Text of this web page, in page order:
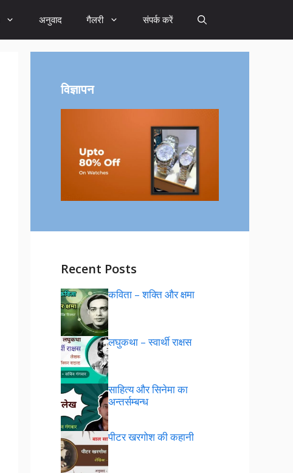
अनुवाद गैलरी संपर्क करें
विज्ञापन
Recent Posts
कविता – शक्ति और क्षमा
लघुकथा – स्वार्थी राक्षस
साहित्य और सिनेमा का
अन्तर्सम्बन्ध
पीटर खरगोश की कहानी